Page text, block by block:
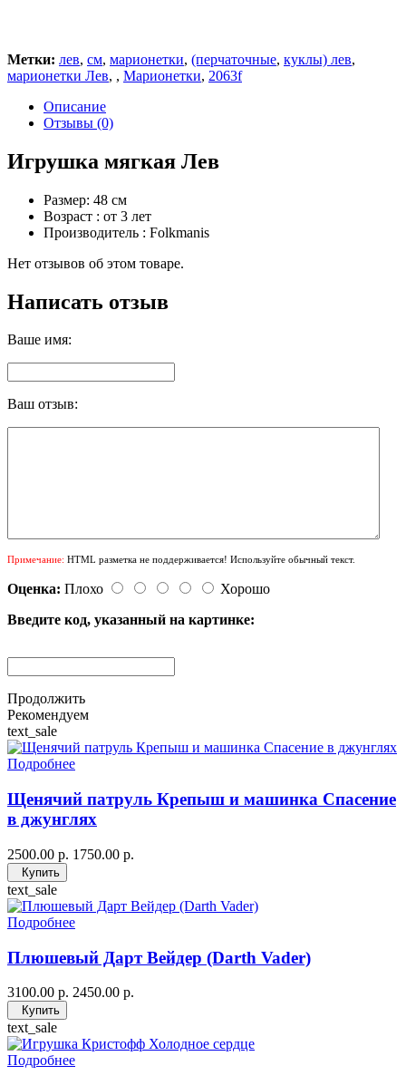
Метки: лев, см, марионетки, (перчаточные, куклы) лев,
марионетки Лев, , Марионетки, 2063f
Описание
Отзывы (0)
Игрушка мягкая Лев
Размер: 48 см
Возраст : от 3 лет
Производитель : Folkmanis
Нет отзывов об этом товаре.
Написать отзыв
Ваше имя:
Ваш отзыв:
Примечание: HTML разметка не поддерживается! Используйте обычный текст.
Оценка: Плохо
Хорошо
Введите код, указанный на картинке:
Продолжить
Рекомендуем
text_sale
Подробнее
Щенячий патруль Крепыш и машинка Спасение
в джунглях
2500.00 р. 1750.00 р.
Купить
text_sale
Подробнее
Плюшевый Дарт Вейдер (Darth Vader)
3100.00 р. 2450.00 р.
Купить
text_sale
Подробнее